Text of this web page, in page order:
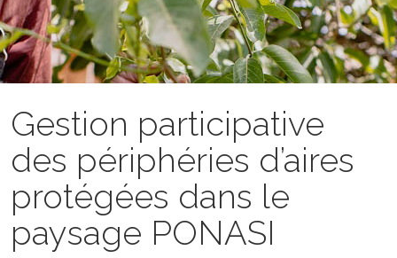
Gestion participative
des périphéries d’aires
protégées dans le
paysage PONASI